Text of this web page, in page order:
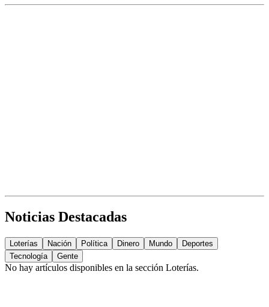
Noticias Destacadas
Loterías Nación Política Dinero Mundo
Deportes
Tecnología
Gente
No hay artículos disponibles en la sección Loterías.